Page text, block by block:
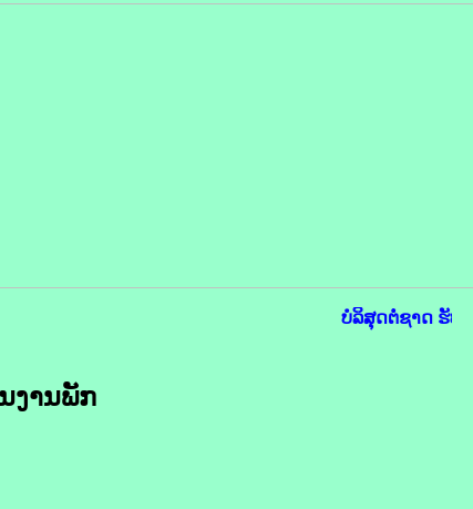
ບໍລິສຸດຕໍ່ຊາດ ຮັບໃ
ງານພັກ